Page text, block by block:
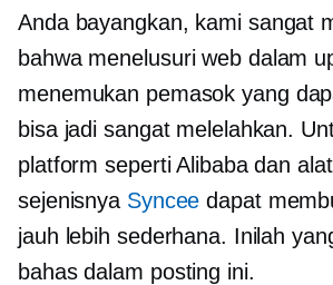
Anda bayangkan, kami sangat
bahwa menelusuri web dalam
menemukan pemasok yang
bisa jadi sangat melelahkan.
platform seperti Alibaba dan
sejenisnya Syncee dapat
jauh lebih sederhana. Inilah
bahas dalam posting ini.